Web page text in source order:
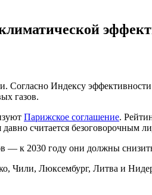
Индексу
газов.
Парижское соглашение.
считается безоговорочным
к 2030 году они должны
Чили, Люксембург, Литва и